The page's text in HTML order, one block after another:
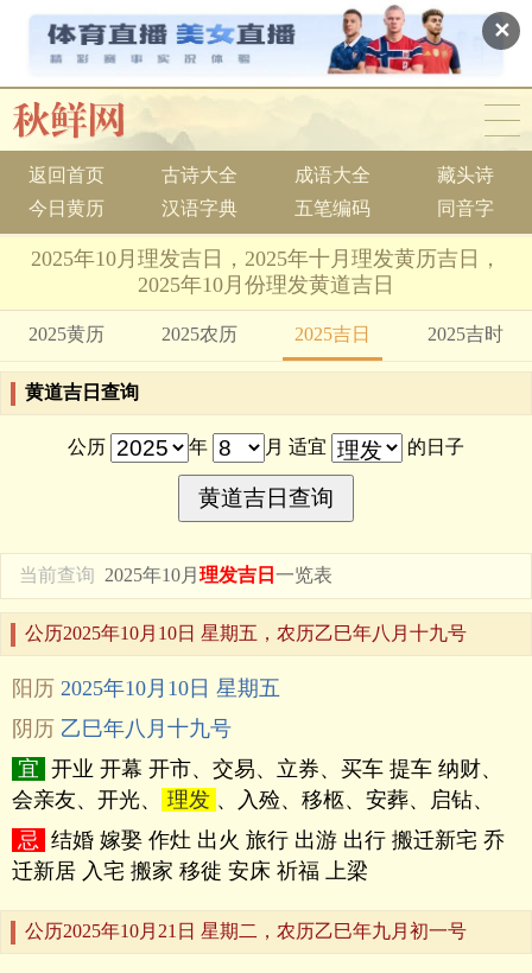
✕
返回首页 古诗大全 成语大全
藏头诗
今日黄历
汉语字典 五笔编码 同音字
2025年10月理发吉日，2025年十月理发黄历吉日，
2025年10月份理发黄道吉日
2025黄历 2025农历 2025吉日 2025吉时
黄道吉日查询
公历 年 月 适宜 的日子
当前查询 2025年10月 理发吉日 一览表
公历2025年10月10日 星期五，农历乙巳年八月十九号
阳历 2025年10月10日 星期五
阴历 乙巳年八月十九号
宜 开业 开幕 开市、交易、立券、买车 提车 纳财、
会亲友、开光、
理发 、入殓、移柩、安葬、启钻、
忌 结婚 嫁娶 作灶 出火 旅行 出游 出行 搬迁新宅 乔
迁新居 入宅 搬家 移徙 安床 祈福 上梁
公历2025年10月21日 星期二，农历乙巳年九月初一号